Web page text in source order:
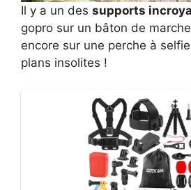
Il y a un des supports
gopro sur un bâton de
encore sur une perche à
plans insolites !